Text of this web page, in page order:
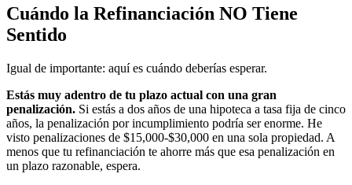
Cuándo la Refinanciación NO Tiene
Sentido
Igual de importante: aquí es cuándo deberías esperar.
Estás muy adentro de tu plazo actual con una gran
penalización. Si estás a dos años de una hipoteca a tasa fija de cinco
años, la penalización por incumplimiento podría ser enorme. He
visto penalizaciones de $15,000-$30,000 en una sola propiedad. A
menos que tu refinanciación te ahorre más que esa penalización en
un plazo razonable, espera.